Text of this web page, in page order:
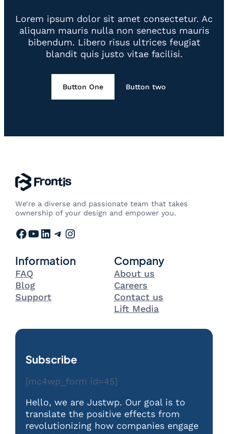
Lorem ipsum dolor sit amet consectetur. Ac
aliquam mauris nulla non senectus mauris
bibendum. Libero risus ultrices feugiat
blandit quis justo vitae facilisi.
Button One Button two
We’re a diverse and passionate team that takes
ownership of your design and empower you.
Facebook YouTube LinkedIn Telegram Instagram
Information
FAQ
Blog
Support
Company
About us
Careers
Contact us
Lift Media
Subscribe
[mc4wp_form id=45]
Hello, we are Justwp. Our goal is to
translate the positive effects from
revolutionizing how companies engage